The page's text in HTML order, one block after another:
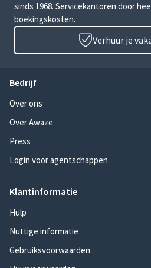
sinds 1968. Servicekantoren door
boekingskosten.
Verhuur je
Bedrijf
Over ons
Over Awaze
Press
Login voor agentschappen
Klantinformatie
Hulp
Nuttige informatie
Gebruiksvoorwaarden